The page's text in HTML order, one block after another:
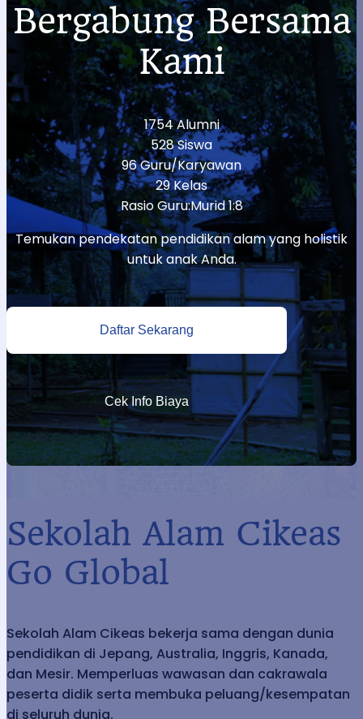
CIKEAS
Bergabung Bersama
Kami
1754 Alumni
528 Siswa
96 Guru/Karyawan
29 Kelas
Rasio Guru:Murid 1:8
Temukan pendekatan pendidikan alam yang holistik
untuk anak Anda.
Daftar Sekarang
Cek Info Biaya
Sekolah Alam Cikeas
Go Global
Sekolah Alam Cikeas bekerja sama dengan dunia
pendidikan di Jepang, Australia, Inggris, Kanada,
dan Mesir. Memperluas wawasan dan cakrawala
peserta didik serta membuka peluang/kesempatan
di seluruh dunia.